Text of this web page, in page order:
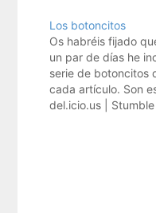
Los botoncitos
Os habréis fijado
un par de días he
serie de botoncitos
cada artículo. Son
del.icio.us |